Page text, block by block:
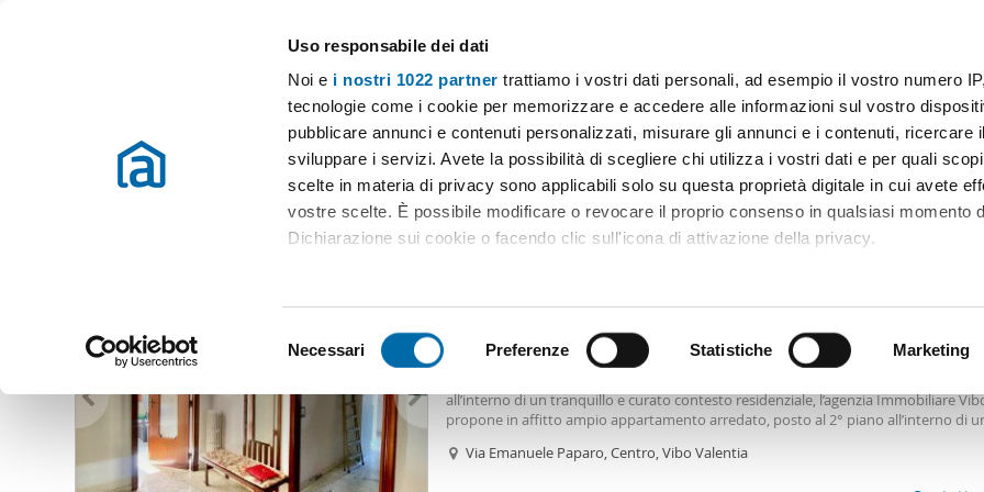
Uso responsabile dei dati
Noi e i nostri 1022 partner trattiamo i vostri dati personali, ad esempio il vostro numero
tecnologie come i cookie per memorizzare e accedere alle informazioni sul vostro
pubblicare annunci e contenuti personalizzati, misurare gli annunci e i contenuti, ricercare
sviluppare i servizi. Avete la possibilità di scegliere chi utilizza i vostri dati e per quali
scelte in materia di privacy sono applicabili solo su questa proprietà digitale in cui avete
vostre scelte. È possibile modificare o revocare il proprio consenso in qualsiasi momento
Dichiarazione sui cookie o facendo clic sull'icona di attivazione della privacy.
Identificare il tuo dispositivo, scansionandolo attivamente alla ricerca di caratteristiche
(impronte digitali).
Approfondisci come vengono elaborati i tuoi dati personali e imposta le tue preferenze
dettagli. Puoi modificare o ritirare il tuo consenso in qualsiasi momento dalla Dichiarazione
Utilizziamo i cookie per personalizzare contenuti ed annunci, per fornire funzionalità dei
e
e
z
i
Necessari Preferenze Statistiche Marketing
Case e appartamenti in affitto in tutta Italia
Scegli il comune Prezzo Superficie Locali Più filtri - 1
Appartamenti Vibo Valentia provincia
Appartamenti Vibo Valentia provincia (54 immobili) Ordine Mioaffitto
Appartamento arredato con terrazzo Centro
all’interno di un tranquillo e curato contesto residenziale, l’agenzia Immobiliare
propone in affitto ampio appartamento arredato, posto al 2° piano all’interno di
balconi e offre ambienti spaziosi e ben distribuiti. La soluzione è composta da:
Via Emanuele Paparo, Centro, Vibo Valentia